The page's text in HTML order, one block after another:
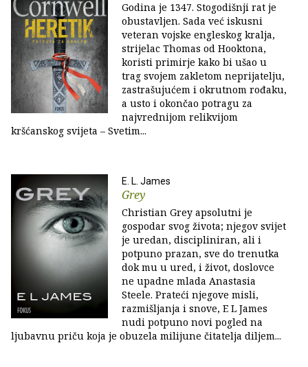
Godina je 1347. Stogodišnji rat je
obustavljen. Sada već iskusni
veteran vojske engleskog kralja,
strijelac Thomas od Hooktona,
koristi primirje kako bi ušao u
trag svojem zakletom neprijatelju,
zastrašujućem i okrutnom rođaku,
a usto i okončao potragu za
najvrednijom relikvijom
kršćanskog svijeta – Svetim...
E. L. James
Grey
Christian Grey apsolutni je
gospodar svog života; njegov svijet
je uredan, discipliniran, ali i
potpuno prazan, sve do trenutka
dok mu u ured, i život, doslovce
ne upadne mlada Anastasia
Steele. Prateći njegove misli,
razmišljanja i snove, E L James
nudi potpuno novi pogled na
ljubavnu priču koja je obuzela milijune čitatelja diljem...